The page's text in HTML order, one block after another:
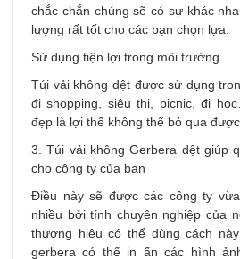
chắc chắn chúng sẽ có sự khác
lượng rất tốt cho các bạn chọn lựa.
Sử dụng tiện lợi trong môi trường
Túi vải không dệt được sử dụng
đi shopping, siêu thị, picnic, đi
đẹp là lợi thế không thể bỏ qua được.
3. Túi vải không Gerbera dệt giúp
cho công ty của bạn
Điều này sẽ được các công ty
nhiều bởi tính chuyên nghiệp của
thương hiệu có thể dùng cách
gerbera có thể in ấn các hình